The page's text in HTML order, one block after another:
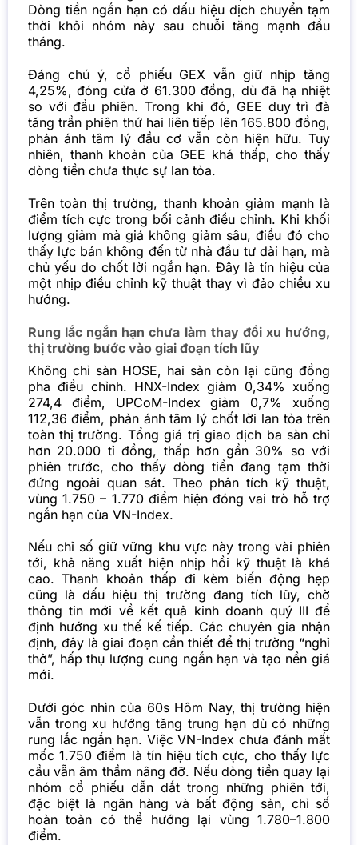
Dòng tiền ngắn hạn có dấu hiệu dịch chuyển tạm
thời khỏi nhóm này sau chuỗi tăng mạnh đầu
tháng.
Đáng chú ý, cổ phiếu GEX vẫn giữ nhịp tăng
4,25%, đóng cửa ở 61.300 đồng, dù đã hạ nhiệt
so với đầu phiên. Trong khi đó, GEE duy trì đà
tăng trần phiên thứ hai liên tiếp lên 165.800 đồng,
phản ánh tâm lý đầu cơ vẫn còn hiện hữu. Tuy
nhiên, thanh khoản của GEE khá thấp, cho thấy
dòng tiền chưa thực sự lan tỏa.
Trên toàn thị trường, thanh khoản giảm mạnh là
điểm tích cực trong bối cảnh điều chỉnh. Khi khối
lượng giảm mà giá không giảm sâu, điều đó cho
thấy lực bán không đến từ nhà đầu tư dài hạn, mà
chủ yếu do chốt lời ngắn hạn. Đây là tín hiệu của
một nhịp điều chỉnh kỹ thuật thay vì đảo chiều xu
hướng.
Rung lắc ngắn hạn chưa làm thay đổi xu hướng,
thị trường bước vào giai đoạn tích lũy
Không chỉ sàn HOSE, hai sàn còn lại cũng đồng
pha điều chỉnh. HNX-Index giảm 0,34% xuống
274,4 điểm, UPCoM-Index giảm 0,7% xuống
112,36 điểm, phản ánh tâm lý chốt lời lan tỏa trên
toàn thị trường. Tổng giá trị giao dịch ba sàn chỉ
hơn 20.000 tỉ đồng, thấp hơn gần 30% so với
phiên trước, cho thấy dòng tiền đang tạm thời
đứng ngoài quan sát. Theo phân tích kỹ thuật,
vùng 1.750 – 1.770 điểm hiện đóng vai trò hỗ trợ
ngắn hạn của VN-Index.
Nếu chỉ số giữ vững khu vực này trong vài phiên
tới, khả năng xuất hiện nhịp hồi kỹ thuật là khá
cao. Thanh khoản thấp đi kèm biến động hẹp
cũng là dấu hiệu thị trường đang tích lũy, chờ
thông tin mới về kết quả kinh doanh quý III để
định hướng xu thế kế tiếp. Các chuyên gia nhận
định, đây là giai đoạn cần thiết để thị trường “nghỉ
thở”, hấp thụ lượng cung ngắn hạn và tạo nền giá
mới.
Dưới góc nhìn của 60s Hôm Nay, thị trường hiện
vẫn trong xu hướng tăng trung hạn dù có những
rung lắc ngắn hạn. Việc VN-Index chưa đánh mất
mốc 1.750 điểm là tín hiệu tích cực, cho thấy lực
cầu vẫn âm thầm nâng đỡ. Nếu dòng tiền quay lại
nhóm cổ phiếu dẫn dắt trong những phiên tới,
đặc biệt là ngân hàng và bất động sản, chỉ số
hoàn toàn có thể hướng lại vùng 1.780–1.800
điểm.